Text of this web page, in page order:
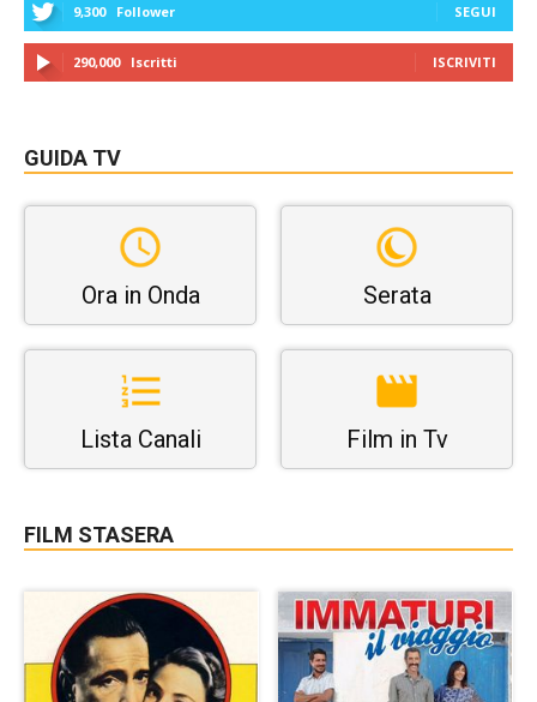
9,300 Follower SEGUI
290,000 Iscritti ISCRIVITI
GUIDA TV
Ora in Onda Serata
Lista Canali Film in Tv
FILM STASERA